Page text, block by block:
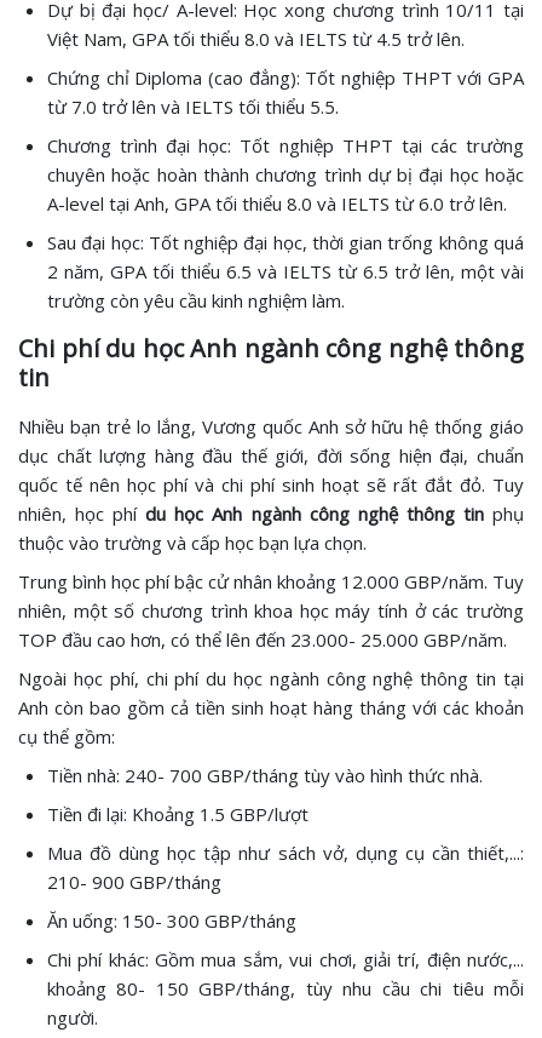
Dự bị đại học/ A-level: Học xong chương trình 10/11 tại
Việt Nam, GPA tối thiểu 8.0 và IELTS từ 4.5 trở lên.
Chứng chỉ Diploma (cao đẳng): Tốt nghiệp THPT với GPA
từ 7.0 trở lên và IELTS tối thiểu 5.5.
Chương trình đại học: Tốt nghiệp THPT tại các trường
chuyên hoặc hoàn thành chương trình dự bị đại học hoặc
A-level tại Anh, GPA tối thiểu 8.0 và IELTS từ 6.0 trở lên.
Sau đại học: Tốt nghiệp đại học, thời gian trống không quá
2 năm, GPA tối thiểu 6.5 và IELTS từ 6.5 trở lên, một vài
trường còn yêu cầu kinh nghiệm làm.
Chi phí du học Anh ngành công nghệ thông
tin
Nhiều bạn trẻ lo lắng, Vương quốc Anh sở hữu hệ thống giáo
dục chất lượng hàng đầu thế giới, đời sống hiện đại, chuẩn
quốc tế nên học phí và chi phí sinh hoạt sẽ rất đắt đỏ. Tuy
nhiên, học phídu học Anh ngành công nghệ thông tinphụ
thuộc vào trường và cấp học bạn lựa chọn.
Trung bình học phí bậc cử nhân khoảng 12.000 GBP/năm. Tuy
nhiên, một số chương trình khoa học máy tính ở các trường
TOP đầu cao hơn, có thể lên đến 23.000- 25.000 GBP/năm.
Ngoài học phí, chi phí du học ngành công nghệ thông tin tại
Anh còn bao gồm cả tiền sinh hoạt hàng tháng với các khoản
cụ thể gồm:
Tiền nhà: 240- 700 GBP/tháng tùy vào hình thức nhà.
Tiền đi lại: Khoảng 1.5 GBP/lượt
Mua đồ dùng học tập như sách vở, dụng cụ cần thiết,...:
210- 900 GBP/tháng
Ăn uống: 150- 300 GBP/tháng
Chi phí khác: Gồm mua sắm, vui chơi, giải trí, điện nước,...
khoảng 80- 150 GBP/tháng, tùy nhu cầu chi tiêu mỗi
người.